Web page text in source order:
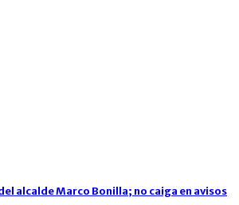
alcalde Marco Bonilla; no caiga en avisos